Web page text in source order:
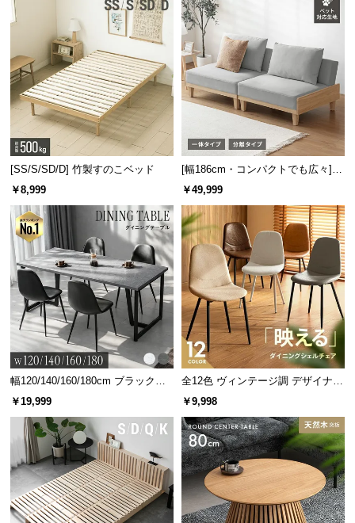
[SS/S/SD/D] 竹製すのこベッド
￥8,999
[幅186cm・コンパクトでも広々] 3
人掛けソファベッド リクライニン
グ 天然木フレーム 北欧
￥49,999
幅120/140/160/180cm ブラックフ
レーム ダイニング 大理石調 4人掛
￥19,999
全12色 ヴィンテージ調 デザイナー
ズシェルチェア
￥9,998